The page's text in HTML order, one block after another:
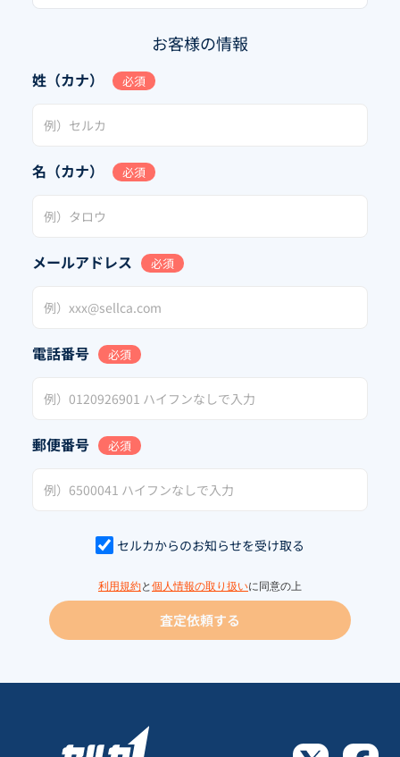
お客様の情報
姓（カナ） 必須
名（カナ） 必須
メールアドレス 必須
電話番号 必須
郵便番号 必須
セルカからのお知らせを受け取る
利用規約と 個人情報の取り扱いに同意の上
査定依頼する